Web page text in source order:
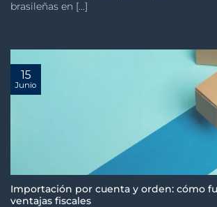
brasileñas en [...]
Importación por cuenta y orden: cómo
ventajas fiscales
15
Junio